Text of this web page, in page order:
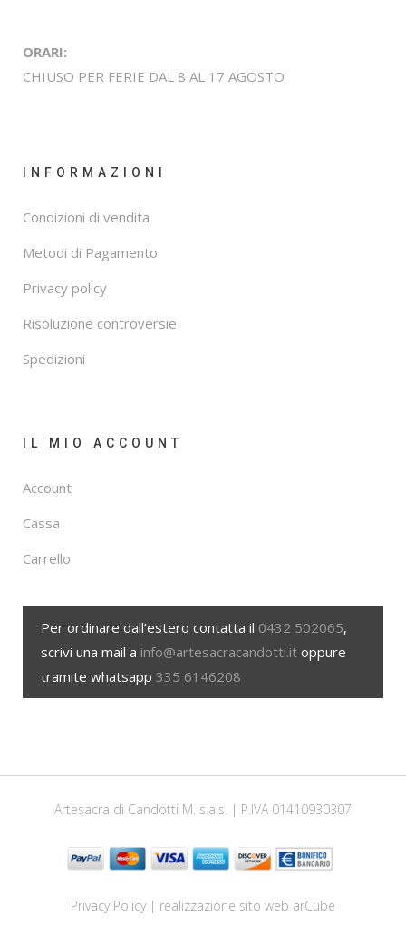
ORARI:
CHIUSO PER FERIE DAL 8 AL 17 AGOSTO
INFORMAZIONI
Condizioni di vendita
Metodi di Pagamento
Privacy policy
Risoluzione controversie
Spedizioni
IL MIO ACCOUNT
Account
Cassa
Carrello
Per ordinare dall’estero contatta il 0432 502065,
scrivi una mail a info@artesacracandotti.it oppure
tramite whatsapp 335 6146208
Artesacra di Candotti M. s.a.s. | P.IVA 01410930307
Privacy Policy| realizzazione sito web arCube